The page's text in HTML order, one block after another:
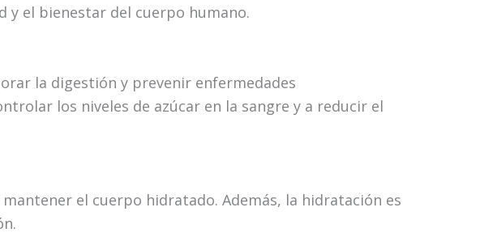
y el bienestar del cuerpo humano.
la digestión y prevenir enfermedades
los niveles de azúcar en la sangre y a reducir el
el cuerpo hidratado. Además, la hidratación es